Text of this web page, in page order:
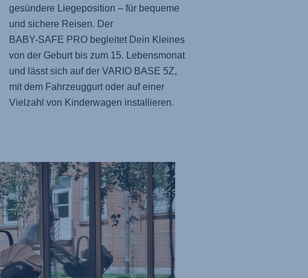
gesündere Liegeposition – für bequeme
und sichere Reisen. Der
BABY-SAFE PRO begleitet Dein Kleines
von der Geburt bis zum 15. Lebensmonat
und lässt sich auf derVARIO BASE 5Z,
mit dem Fahrzeuggurt oder auf einer
Vielzahl von Kinderwagen installieren.